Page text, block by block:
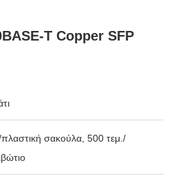
T Copper SFP
πλαστική σακούλα, 500 τεμ./